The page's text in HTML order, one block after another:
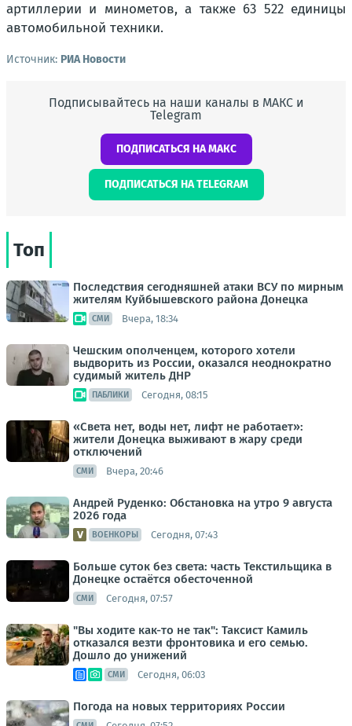
артиллерии и минометов, а также 63 522 единицы
автомобильной техники.
Источник: РИА Новости
Подписывайтесь на наши каналы в МАКС и
Telegram
ПОДПИСАТЬСЯ НА МАКС
ПОДПИСАТЬСЯ НА TELEGRAM
Топ
Последствия сегодняшней атаки ВСУ по мирным
жителям Куйбышевского района Донецка
СМИ Вчера, 18:34
Чешским ополченцем, которого хотели
выдворить из России, оказался неоднократно
судимый житель ДНР
ПАБЛИКИ Сегодня, 08:15
«Света нет, воды нет, лифт не работает»:
жители Донецка выживают в жару среди
отключений
СМИ Вчера, 20:46
Андрей Руденко: Обстановка на утро 9 августа
2026 года
ВОЕНКОРЫ Сегодня, 07:43
Больше суток без света: часть Текстильщика в
Донецке остаётся обесточенной
СМИ Сегодня, 07:57
"Вы ходите как-то не так": Таксист Камиль
отказался везти фронтовика и его семью.
Дошло до унижений
СМИ Сегодня, 06:03
Погода на новых территориях России